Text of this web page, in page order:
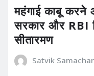
महंगाई काबू
सरकार और RBI
सीतारमण
Satvik Samachar